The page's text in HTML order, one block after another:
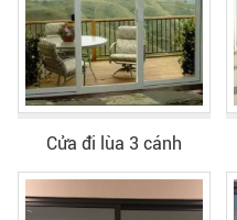
Cửa đi lùa 3 cánh